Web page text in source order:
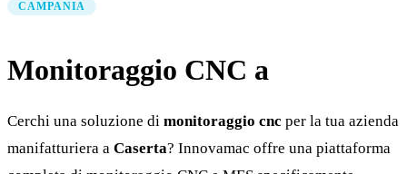
CAMPANIA
Monitoraggio CNC a
Cerchi una soluzione di monitoraggio cnc per la tua azienda
manifatturiera a Caserta? Innovamac offre una piattaforma